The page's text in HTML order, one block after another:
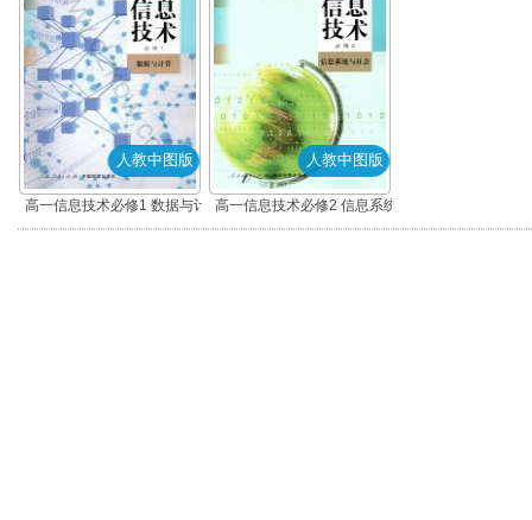
人教中图版
高一信息技术必修1 数据与计
算(人教中图版)
人教中图版
高一信息技术必修2 信息系统
与社会(人教中图版)